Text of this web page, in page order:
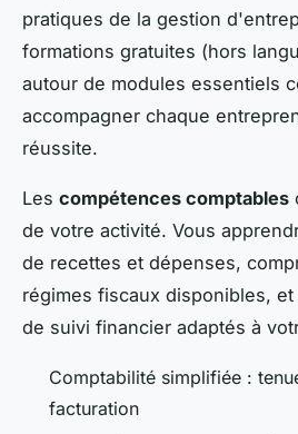
pratiques de la gestion
formations gratuites (hors
autour de modules essentiels
accompagner chaque
réussite.
Les compétences comptables
de votre activité. Vous
de recettes et dépenses,
régimes fiscaux disponibles,
de suivi financier adaptés à
Comptabilité simplifiée :
facturation